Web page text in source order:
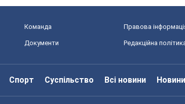
Команда Правова
Документи Редакційна
Спорт Суспільство Всі новини